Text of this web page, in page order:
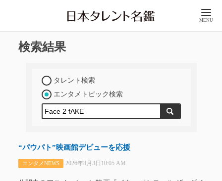
MENU
検索結果
タレント検索
エンタメトピック検索
“パウパト”映画館デビューを応援
エンタメNEWS 2026年8月3日10:05 AM